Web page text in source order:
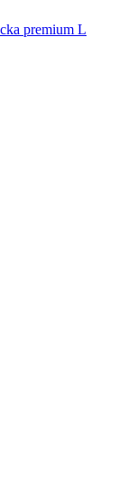
premium L